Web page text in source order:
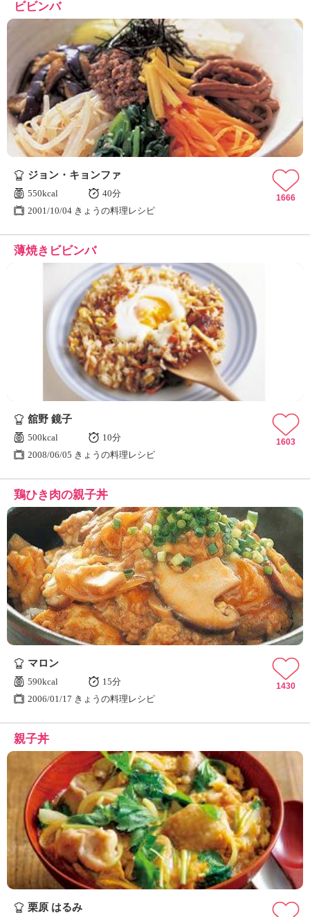
ビビンバ
ジョン・キョンファ
550kcal
40分
2001/10/04 きょうの料理レシピ
1666
薄焼きビビンバ
舘野 鏡子
500kcal
10分
2008/06/05 きょうの料理レシピ
1603
鶏ひき肉の親子丼
マロン
590kcal
15分
2006/01/17 きょうの料理レシピ
1430
親子丼
栗原 はるみ